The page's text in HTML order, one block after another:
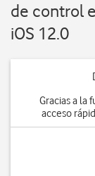
de control
iOS 12.0
Gracias a la
acceso